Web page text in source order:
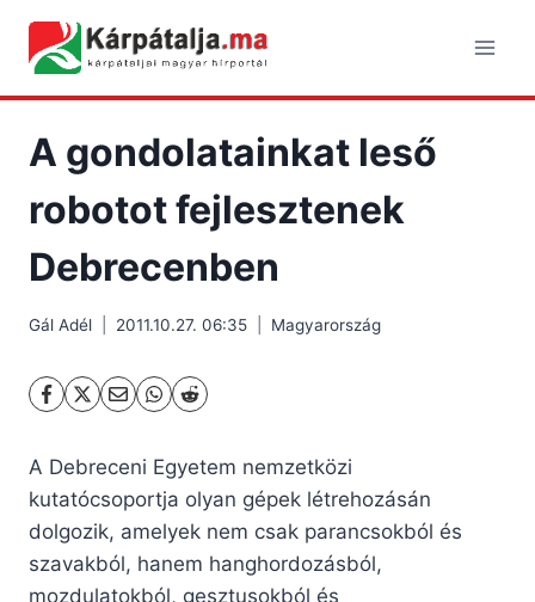
content
A gondolatainkat leső
robotot fejlesztenek
Debrecenben
Gál Adél 2011.10.27. 06:35 Magyarország
A Debreceni Egyetem nemzetközi
kutatócsoportja olyan gépek létrehozásán
dolgozik, amelyek nem csak parancsokból és
szavakból, hanem hanghordozásból,
mozdulatokból, gesztusokból és